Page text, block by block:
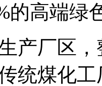
的高端绿
产厂区
统煤化